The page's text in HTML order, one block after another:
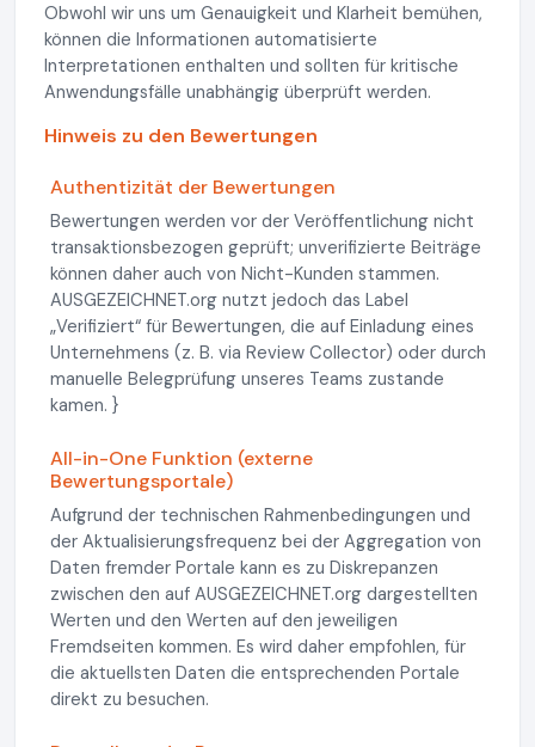
Obwohl wir uns um Genauigkeit und Klarheit bemühen,
können die Informationen automatisierte
Interpretationen enthalten und sollten für kritische
Anwendungsfälle unabhängig überprüft werden.
Hinweis zu den Bewertungen
Authentizität der Bewertungen
Bewertungen werden vor der Veröffentlichung nicht
transaktionsbezogen geprüft; unverifizierte Beiträge
können daher auch von Nicht-Kunden stammen.
AUSGEZEICHNET.org nutzt jedoch das Label
„Verifiziert“ für Bewertungen, die auf Einladung eines
Unternehmens (z. B. via Review Collector) oder durch
manuelle Belegprüfung unseres Teams zustande
kamen. }
All-in-One Funktion (externe
Bewertungsportale)
Aufgrund der technischen Rahmenbedingungen und
der Aktualisierungsfrequenz bei der Aggregation von
Daten fremder Portale kann es zu Diskrepanzen
zwischen den auf AUSGEZEICHNET.org dargestellten
Werten und den Werten auf den jeweiligen
Fremdseiten kommen. Es wird daher empfohlen, für
die aktuellsten Daten die entsprechenden Portale
direkt zu besuchen.